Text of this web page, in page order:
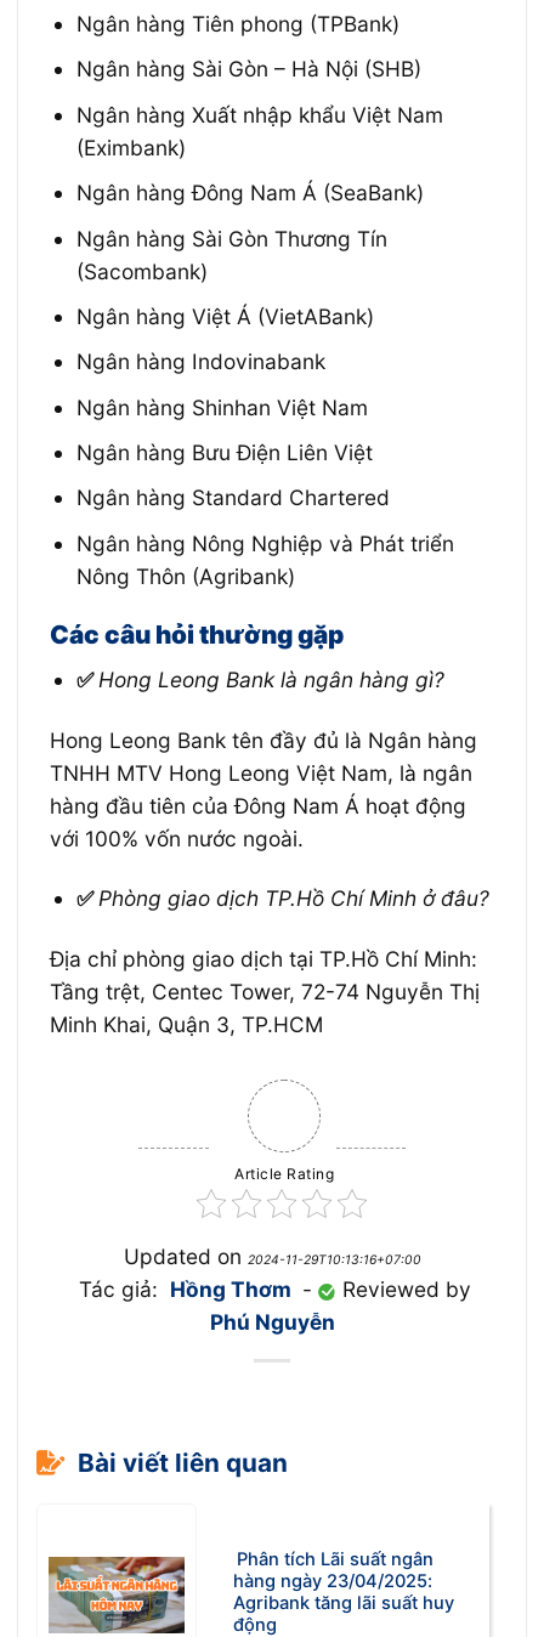
Ngân hàng Tiên phong (TPBank)
Ngân hàng Sài Gòn – Hà Nội (SHB)
Ngân hàng Xuất nhập khẩu Việt Nam
(Eximbank)
Ngân hàng Đông Nam Á (SeaBank)
Ngân hàng Sài Gòn Thương Tín
(Sacombank)
Ngân hàng Việt Á (VietABank)
Ngân hàng Indovinabank
Ngân hàng Shinhan Việt Nam
Ngân hàng Bưu Điện Liên Việt
Ngân hàng Standard Chartered
Ngân hàng Nông Nghiệp và Phát triển
Nông Thôn (Agribank)
Các câu hỏi thường gặp
✅Hong Leong Bank là ngân hàng gì?
Hong Leong Bank tên đầy đủ là Ngân hàng
TNHH MTV Hong Leong Việt Nam, là ngân
hàng đầu tiên của Đông Nam Á hoạt động
với 100% vốn nước ngoài.
✅Phòng giao dịch TP.Hồ Chí Minh ở đâu?
Địa chỉ phòng giao dịch tại TP.Hồ Chí Minh:
Tầng trệt, Centec Tower, 72-74 Nguyễn Thị
Minh Khai, Quận 3, TP.HCM
Article Rating
Updated on 2024-11-29T10:13:16+07:00
Tác giả: Hồng Thơm -
Reviewed by
Phú Nguyễn
Bài viết liên quan
Phân tích Lãi suất ngân
hàng ngày 23/04/2025:
Agribank tăng lãi suất huy
động